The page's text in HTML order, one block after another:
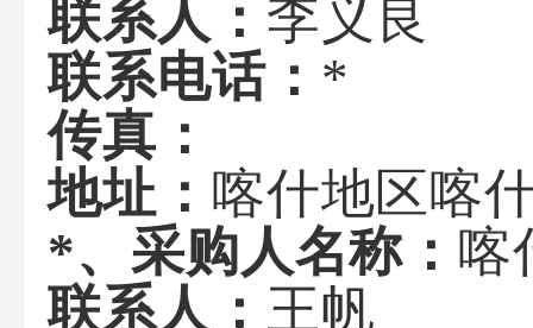
联系人： 李义良
联系电话： *
传真：
地址： 喀什地区喀
*、采购人名称： 喀
联系人： 王帆